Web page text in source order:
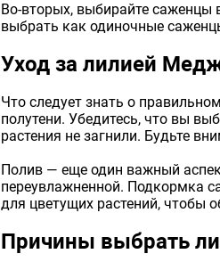
Во-вторых, выбирайте
выбрать как одиночные
Уход за лилией
Что следует знать о
полутени. Убедитесь, что вы
растения не загнили. Будьте
Полив — еще один важный
переувлажненной. Подкормка
для цветущих растений, чтобы
Причины выбрать